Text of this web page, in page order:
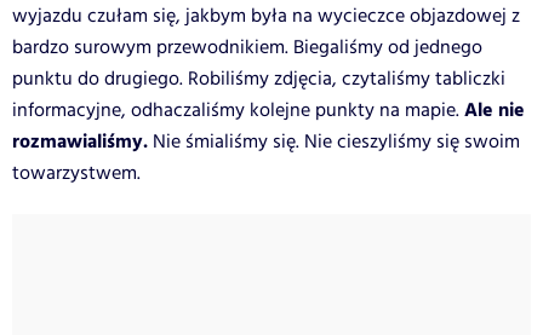
wyjazdu czułam się, jakbym była na wycieczce objazdowej z
bardzo surowym przewodnikiem. Biegaliśmy od jednego
punktu do drugiego. Robiliśmy zdjęcia, czytaliśmy tabliczki
informacyjne, odhaczaliśmy kolejne punkty na mapie.Ale nie
rozmawialiśmy. Nie śmialiśmy się. Nie cieszyliśmy się swoim
towarzystwem.